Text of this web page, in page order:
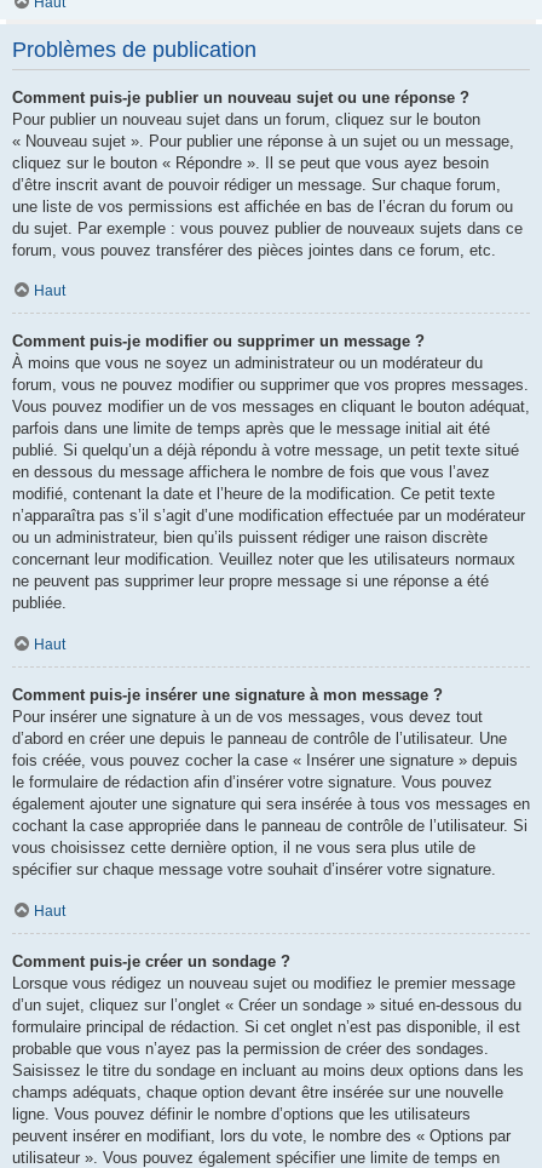
Problèmes de publication
Comment puis-je publier un nouveau sujet ou une réponse ?
Pour publier un nouveau sujet dans un forum, cliquez sur le bouton
« Nouveau sujet ». Pour publier une réponse à un sujet ou un message,
cliquez sur le bouton « Répondre ». Il se peut que vous ayez besoin
d’être inscrit avant de pouvoir rédiger un message. Sur chaque forum,
une liste de vos permissions est affichée en bas de l’écran du forum ou
du sujet. Par exemple : vous pouvez publier de nouveaux sujets dans ce
forum, vous pouvez transférer des pièces jointes dans ce forum, etc.
Haut
Comment puis-je modifier ou supprimer un message ?
À moins que vous ne soyez un administrateur ou un modérateur du
forum, vous ne pouvez modifier ou supprimer que vos propres messages.
Vous pouvez modifier un de vos messages en cliquant le bouton adéquat,
parfois dans une limite de temps après que le message initial ait été
publié. Si quelqu’un a déjà répondu à votre message, un petit texte situé
en dessous du message affichera le nombre de fois que vous l’avez
modifié, contenant la date et l’heure de la modification. Ce petit texte
n’apparaîtra pas s’il s’agit d’une modification effectuée par un modérateur
ou un administrateur, bien qu’ils puissent rédiger une raison discrète
concernant leur modification. Veuillez noter que les utilisateurs normaux
ne peuvent pas supprimer leur propre message si une réponse a été
publiée.
Haut
Comment puis-je insérer une signature à mon message ?
Pour insérer une signature à un de vos messages, vous devez tout
d’abord en créer une depuis le panneau de contrôle de l’utilisateur. Une
fois créée, vous pouvez cocher la case « Insérer une signature » depuis
le formulaire de rédaction afin d’insérer votre signature. Vous pouvez
également ajouter une signature qui sera insérée à tous vos messages en
cochant la case appropriée dans le panneau de contrôle de l’utilisateur. Si
vous choisissez cette dernière option, il ne vous sera plus utile de
spécifier sur chaque message votre souhait d’insérer votre signature.
Haut
Comment puis-je créer un sondage ?
Lorsque vous rédigez un nouveau sujet ou modifiez le premier message
d’un sujet, cliquez sur l’onglet « Créer un sondage » situé en-dessous du
formulaire principal de rédaction. Si cet onglet n’est pas disponible, il est
probable que vous n’ayez pas la permission de créer des sondages.
Saisissez le titre du sondage en incluant au moins deux options dans les
champs adéquats, chaque option devant être insérée sur une nouvelle
ligne. Vous pouvez définir le nombre d’options que les utilisateurs
peuvent insérer en modifiant, lors du vote, le nombre des « Options par
utilisateur ». Vous pouvez également spécifier une limite de temps en